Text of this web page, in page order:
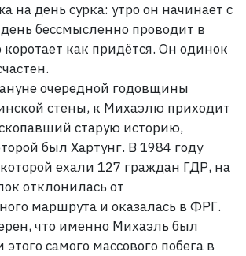
на день сурка: утро он начинает с
бессмысленно проводит в
коротает как придётся. Он одинок
очередной годовщины
стены, к Михаэлю приходит
старую историю,
был Хартунг. В1984 году
ехали 127 граждан ГДР, на
отклонилась от
маршрута и оказалась в ФРГ.
что именно Михаэль был
самого массового побега в